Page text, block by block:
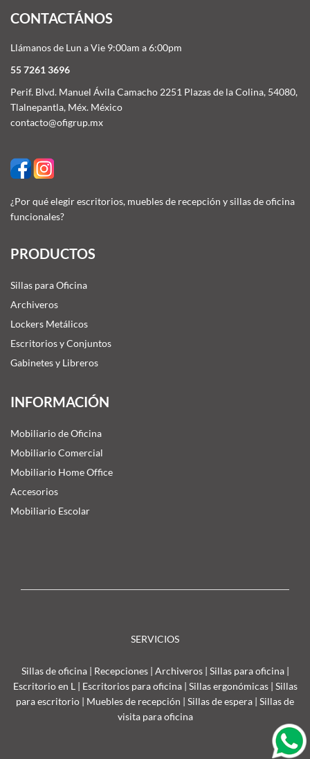
CONTACTÁNOS
Llámanos de Lun a Vie 9:00am a 6:00pm
55 7261 3696
Perif. Blvd. Manuel Ávila Camacho 2251 Plazas de la Colina, 54080,
Tlalnepantla, Méx. México
contacto@ofigrup.mx
¿Por qué elegir escritorios, muebles de recepción y sillas de oficina
funcionales?
PRODUCTOS
Sillas para Oficina
Archiveros
Lockers Metálicos
Escritorios y Conjuntos
Gabinetes y Libreros
INFORMACIÓN
Mobiliario de Oficina
Mobiliario Comercial
Mobiliario Home Office
Accesorios
Mobiliario Escolar
SERVICIOS
Sillas de oficina| Recepciones| Archiveros| Sillas para oficina|
Escritorio en L | Escritorios para oficina| Sillas ergonómicas| Sillas
para escritorio | Muebles de recepción | Sillas de espera | Sillas de
visita para oficina